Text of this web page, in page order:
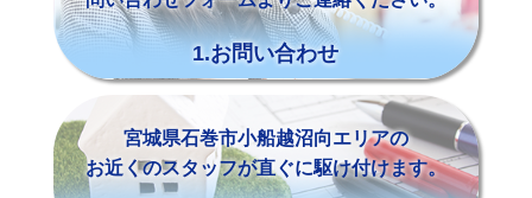
1.お問い合わせ
宮城県石巻市小船越沼向エリアの
お近くのスタッフが直ぐに駆け付けます。